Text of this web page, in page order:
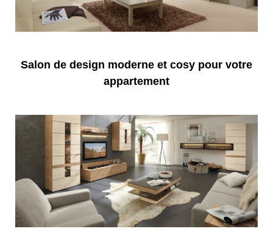
Salon de design moderne et cosy pour votre
appartement